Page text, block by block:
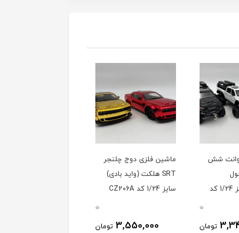
وانت شش
اکسسوری سایز 1/24 کد
0
تومان
ماشین فلزی دوج چلنجر
SRT هلکت (واید بادی)
سایز 1/24 کد CZ206A
0
3,550,000 تومان